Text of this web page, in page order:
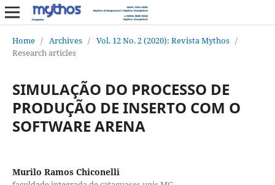
Home / Archives / Vol. 12 No. 2 (2020): Revista Mythos /
Research articles
SIMULAÇÃO DO PROCESSO DE
PRODUÇÃO DE INSERTO COM O
SOFTWARE ARENA
Murilo Ramos Chiconelli